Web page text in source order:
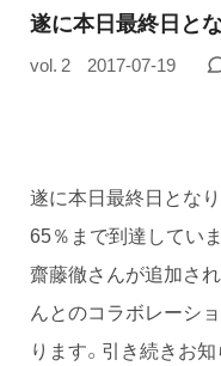
遂に本日最終日と
vol. 2 2017-07-19
遂に本日最終日とな
65％まで到達してい
齋藤徹さんが追加さ
んとのコラボレーシ
ります。引き続きお